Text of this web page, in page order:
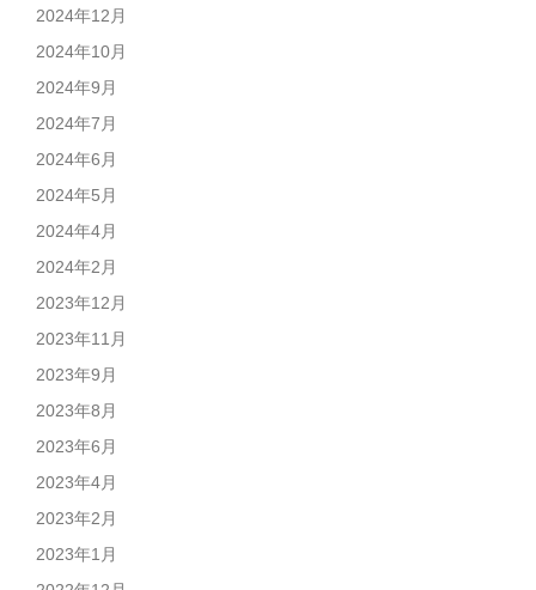
2024年12月
2024年10月
2024年9月
2024年7月
2024年6月
2024年5月
2024年4月
2024年2月
2023年12月
2023年11月
2023年9月
2023年8月
2023年6月
2023年4月
2023年2月
2023年1月